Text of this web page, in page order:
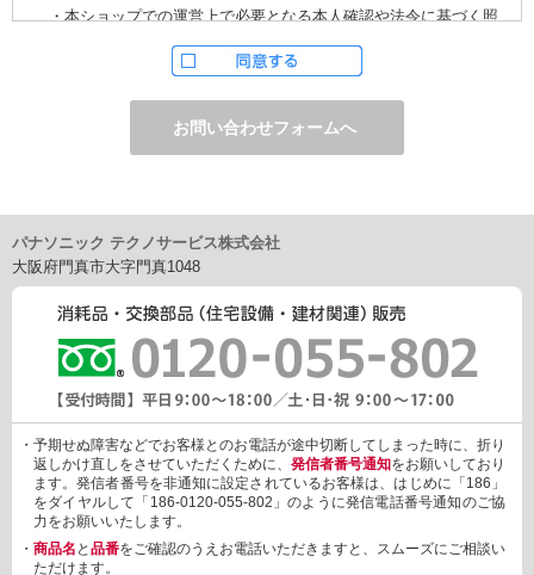
・本ショップでの運営上で必要となる本人確認や法令に基づく照
ただし、お申し込みフォーム上でご希望の方のみに、下記サービ
・電子メール、ダイレクトメールなどによる情報のご提供
（1）ご提供情報の分野
・住宅関連設備・建材、家電製品、住まいづくり(新築・リフォー
車載関連商品など
（2）ご提供情報の概要
・商品、サービスに関するご提案
・商品サポート、メンテナンスに関するご提案
・キャンペーン、フェアー、イベントに関する情報ご提供
・アンケート、商品モニターに関する情報ご提供など
3. 個人情報の提供
あらかじめご本人様からご了解いただいている場合や法令で認め
られている場合を除き、個人情報を第三者に提供または開示いた
しません。
しかしながら、お客様がクレジットカード決済をご利用される場
合に限り、カード発行会社が行なう不正利用検知・防止「3Dセキ
ュア2.0」のために、お客様が利用するカード発行会社及び、決済
代行会社：GMOペイメントゲートウェイ（第三者）に、下記の情
報を開示し、本人認証を行います。
・金額など、決済に関する情報
パナソニック テクノサービス株式会社
大阪府門真市大字門真1048
・予期せぬ障害などでお客様とのお電話が途中切断してしまった時に、折り
返しかけ直しをさせていただくために、 発信者番号通知をお願いしており
ます。発信者番号を非通知に設定されているお客様は、はじめに「186」
をダイヤルして「186-0120-055-802」のように発信電話番号通知のご協
力をお願いいたします。
・ 商品名 と 品番をご確認のうえお電話いただきますと、スムーズにご相談い
ただけます。